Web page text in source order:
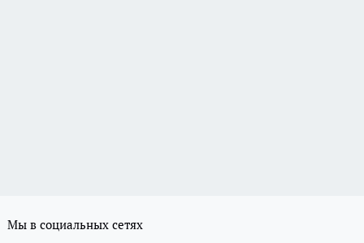
Мы в социальных сетях